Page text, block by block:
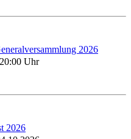
2026
Uhr
2026